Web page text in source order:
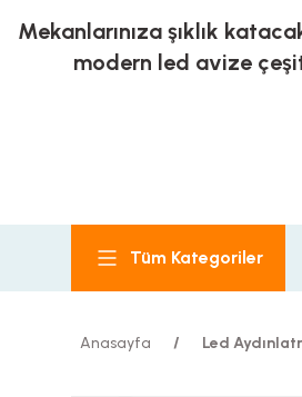
Mekanlarınıza şıklık
modern led avize
Tüm Kategoriler
Anasayfa Led